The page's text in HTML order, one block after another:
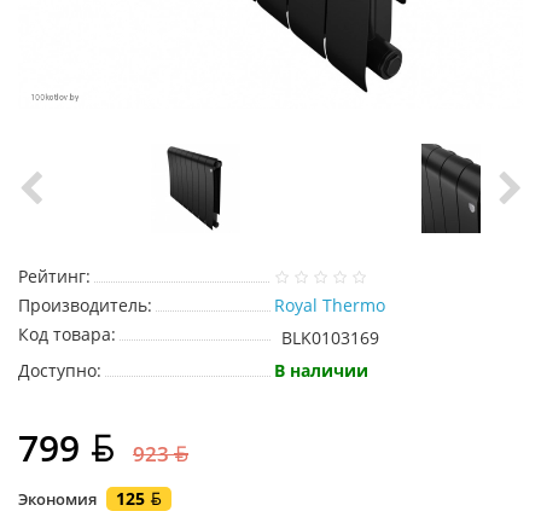
Рейтинг:
Производитель:
Royal Thermo
Код товара:
BLK0103169
Доступно:
В наличии
799 923
Экономия 125